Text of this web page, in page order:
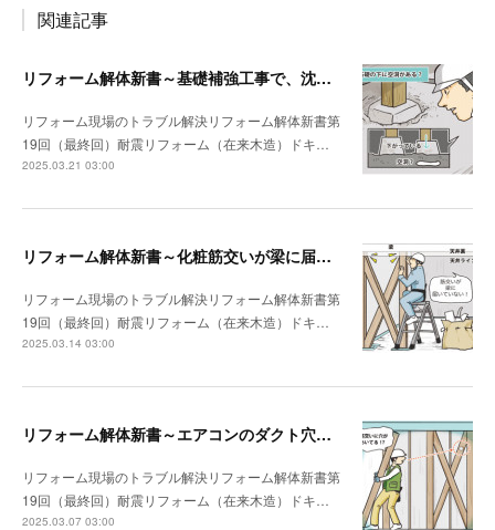
関連記事
リフォーム解体新書～基礎補強工事で、沈んでいる独立基礎を発見
リフォーム現場のトラブル解決リフォーム解体新書第
19回（最終回）耐震リフォーム（在来木造）ドキ…
2025.03.21 03:00
リフォーム解体新書～化粧筋交いが梁に届いていなかった
リフォーム現場のトラブル解決リフォーム解体新書第
19回（最終回）耐震リフォーム（在来木造）ドキ…
2025.03.14 03:00
リフォーム解体新書～エアコンのダクト穴が筋交いを貫通していた
リフォーム現場のトラブル解決リフォーム解体新書第
19回（最終回）耐震リフォーム（在来木造）ドキ…
2025.03.07 03:00